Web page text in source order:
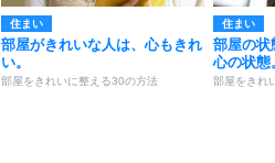
住まい
部屋がきれいな人は、心もきれ
い。
部屋をきれいに整える30の方法
住まい
部屋の状
心の状態
部屋をきれ